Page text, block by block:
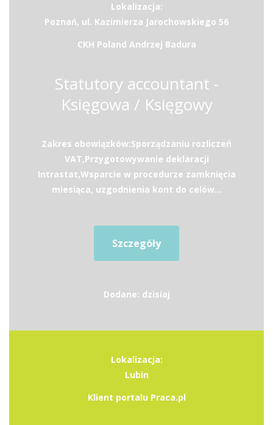
Lokalizacja:
Poznań, ul. Kazimierza Jarochowskiego 56
CKH Poland Andrzej Badura
Statutory accountant -
Księgowa / Księgowy
Zakres obowiązków:Sporządzaniu rozliczeń
VAT,Przygotowywanie deklaracji
Intrastat,Wsparcie w procedurze zamknięcia
miesiąca, uzgodnienia kont do celów...
Szczegóły
Dodane: dzisiaj
Lokalizacja:
Lubin
Klient portalu Praca.pl